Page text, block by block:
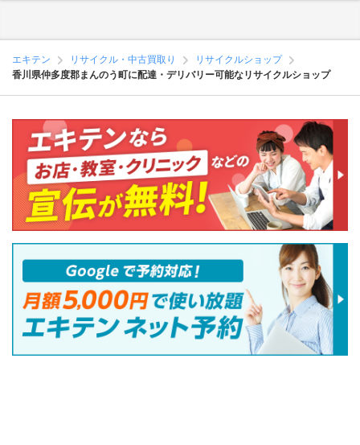
エキテン リサイクル・中古買取り
リサイクルショップ
香川県仲多度郡まんのう町に配達・デリバリー可能なリサイクルショップ